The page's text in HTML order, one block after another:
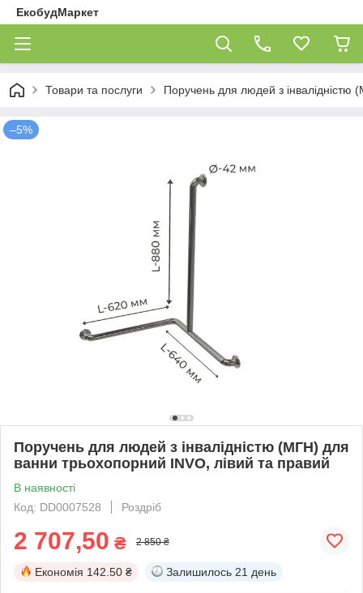
ЕкобудМаркет
Товари та послуги Поручень для людей з
–5%
Поручень для людей з інвалідністю (МГН) для
ванни трьохопорний INVO, лівий та правий
В наявності
Код: DD0007528
Роздріб
2 707,50 ₴ 2 850 ₴
Економія 142.50 ₴ Залишилось 21 день